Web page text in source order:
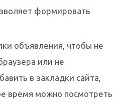
формировать
объявления, чтобы не
или не
в закладки сайта,
время можно посмотреть